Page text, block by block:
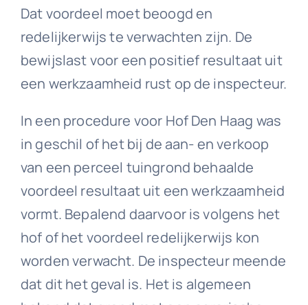
Dat voordeel moet beoogd en
redelijkerwijs te verwachten zijn. De
bewijslast voor een positief resultaat uit
een werkzaamheid rust op de inspecteur.
In een procedure voor Hof Den Haag was
in geschil of het bij de aan- en verkoop
van een perceel tuingrond behaalde
voordeel resultaat uit een werkzaamheid
vormt. Bepalend daarvoor is volgens het
hof of het voordeel redelijkerwijs kon
worden verwacht. De inspecteur meende
dat dit het geval is. Het is algemeen